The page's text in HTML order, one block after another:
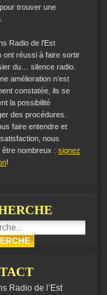
trouver une
Radio de l’Est
ont réussi à faire sortir
du… silence radio.
amélioration n’est
constatée, ils se
la possibilité
des procédures.
faire entendre et
nous
nombreux : signez
!
Radio de l’Est